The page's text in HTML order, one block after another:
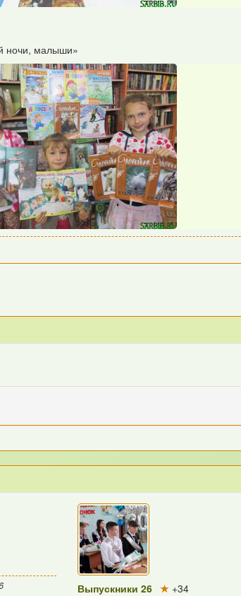
ночи, малыши»
Выпускники 26 +34